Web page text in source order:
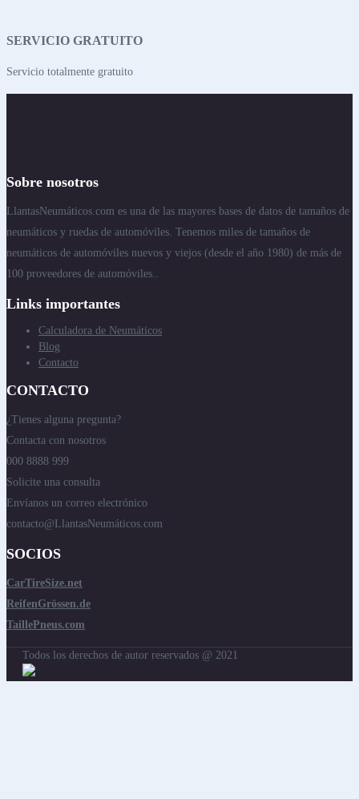
SERVICIO GRATUITO
Servicio totalmente gratuito
Sobre nosotros
LlantasNeumáticos.com es una de las mayores bases de datos de tamaños de
neumáticos y ruedas de automóviles. Tenemos miles de tamaños de
neumáticos de automóviles nuevos y viejos (desde el año 1980) de más de
100 proveedores de automóviles..
Links importantes
Calculadora de Neumáticos
Blog
Contacto
CONTACTO
¿Tienes alguna pregunta?
Contacta con nosotros
000 8888 999
Solicite una consulta
Envíanos un correo electrónico
contacto@LlantasNeumáticos.com
SOCIOS
CarTireSize.net
ReifenGrössen.de
TaillePneus.com
Todos los derechos de autor reservados @ 2021